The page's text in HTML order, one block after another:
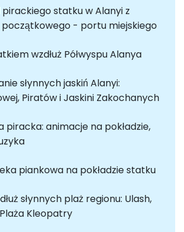
pirackiego statku w Alanyi z
- portu miejskiego
wzdłuż Półwyspu Alanya
słynnych jaskiń Alanyi:
Piratów i Jaskini Zakochanych
piracka: animacje na pokładzie,
piankowa na pokładzie statku
słynnych plaż regionu: Ulash,
Kleopatry